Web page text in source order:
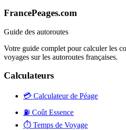
FrancePeages.com
Guide des autoroutes
Votre guide complet pour calculer les
voyages sur les autoroutes françaises.
Calculateurs
💳 Calculateur de Péage
⛽ Coût Essence
⏱️ Temps de Voyage